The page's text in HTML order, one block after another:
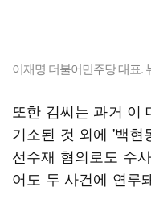
이재명 더불어민주당 대표.
또한 김씨는 과거 이
기소된 것 외에 '백
선수재 혐의로도 수
어도 두 사건에 연루